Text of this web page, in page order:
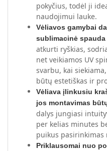
pokyčius, todėl ji
naudojimui lauke.
Vėliavos gamybai
sublimacinė spauda
atkurti ryškias,
net veikiamos UV
svarbu, kai
būtų estetiškas ir
Vėliava įlinkusiu
jos montavimas
dalys jungiasi
per kelias minutes
puikus pasirinkimas
Priklausomai nuo